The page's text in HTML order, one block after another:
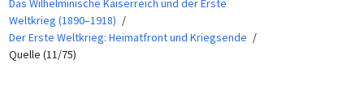
Das Wilhelminische Kaiserreich und der Erste
Weltkrieg (1890–1918)
Der Erste Weltkrieg: Heimatfront und Kriegsende
Quelle (11/75)